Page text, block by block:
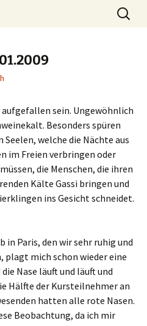
der Geschichten
sein. Ungewöhnlich
Besonders spüren
Seelen, welche die Nächte aus
im Freien verbringen oder
die Menschen, die ihren
Kälte Gassi bringen und
ins Gesicht schneidet.
in Paris, den wir sehr ruhig und
mich schon wieder eine
Nase läuft und läuft und
Hälfte der Kursteilnehmer an
hatten alle rote Nasen.
Beobachtung, da ich mir